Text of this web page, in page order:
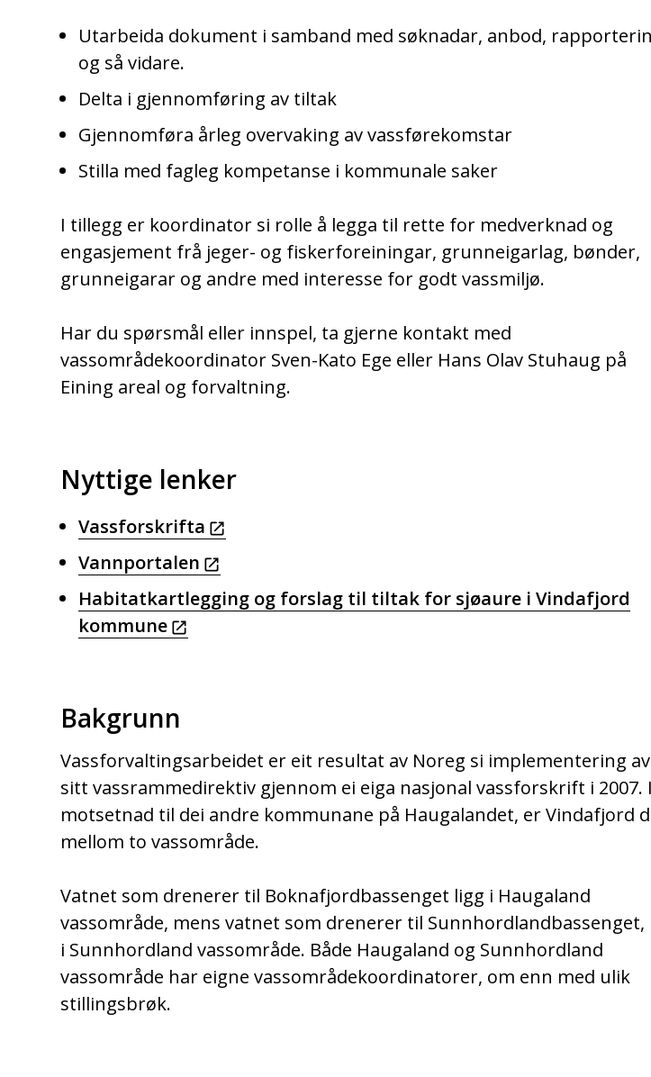
Utarbeida dokument i samband med søknadar, anbod,
og så vidare.
Delta i gjennomføring av tiltak
Gjennomføra årleg overvaking av vassførekomstar
Stilla med fagleg kompetanse i kommunale saker
I tillegg er koordinator si rolle å legga til rette for medverknad og
engasjement frå jeger- og fiskerforeiningar, grunneigarlag, bønder,
grunneigarar og andre med interesse for godt vassmiljø.
Har du spørsmål eller innspel, ta gjerne kontakt med
vassområdekoordinator Sven-Kato Ege eller Hans Olav Stuhaug på
Eining areal og forvaltning.
Nyttige lenker
Vassforskrifta
Vannportalen
Habitatkartlegging og forslag til tiltak for sjøaure i Vindafjord
kommune
Bakgrunn
Vassforvaltingsarbeidet er eit resultat av Noreg si implementering av
sitt vassrammedirektiv gjennom ei eiga nasjonal vassforskrift i 2007. I
motsetnad til dei andre kommunane på Haugalandet, er Vindafjord
mellom to vassområde.
Vatnet som drenerer til Boknafjordbassenget ligg i Haugaland
vassområde, mens vatnet som drenerer til Sunnhordlandbassenget,
i Sunnhordland vassområde. Både Haugaland og Sunnhordland
vassområde har eigne vassområdekoordinatorer, om enn med ulik
stillingsbrøk.